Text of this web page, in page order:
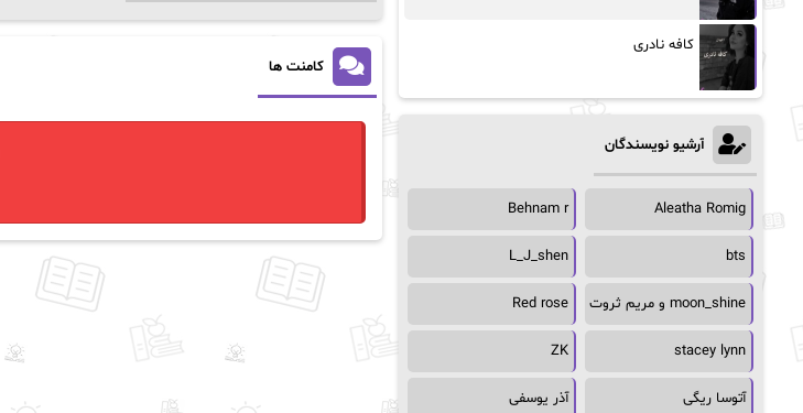
کامنت ها
کافه نادری
آرشیو نویسندگان
Aleatha Romig
Behnam r
bts
L_J_shen
moon_shine و مریم ثروت Red rose
stacey lynn
ZK
آتوسا ریگی آذر یوسفی